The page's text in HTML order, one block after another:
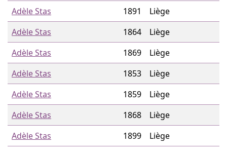
Adèle Stas
1891
Liège
Adèle Stas
1864
Liège
Adèle Stas
1869
Liège
Adèle Stas
1853
Liège
Adèle Stas
1859
Liège
Adèle Stas
1868
Liège
Adèle Stas
1899 Liège